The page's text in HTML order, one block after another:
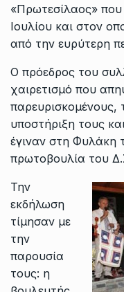
«Πρωτεσίλαος» που
Ιουλίου και στον
από την ευρύτερη
Ο πρόεδρος του
χαιρετισμό που
παρευρισκομένους,
υποστήριξη τους
έγιναν στη Φυλάκη
πρωτοβουλία του
Την
εκδήλωση
τίμησαν με
την
παρουσία
τους: η